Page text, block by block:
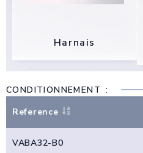
Harnais
CONDITIONNEMENT :
Reference
VABA32-B0